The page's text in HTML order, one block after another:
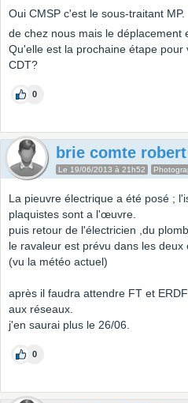
Oui CMSP c'est le sous-traitant
de chez nous mais le déplacement
Qu'elle est la prochaine étape
CDT?
0
brie comte robert
Le 19/06/2013 à 21h52
La pieuvre électrique a été posé ;
plaquistes sont a l'œuvre.
puis retour de l'électricien ,du
le ravaleur est prévu dans les
(vu la météo actuel)
après il faudra attendre FT et
aux réseaux.
j'en saurai plus le 26/06.
0